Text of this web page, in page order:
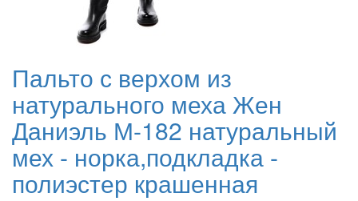
Пальто с верхом из
натурального меха Жен
Даниэль М-182 натуральный
мех - норка,подкладка -
полиэстер крашенная